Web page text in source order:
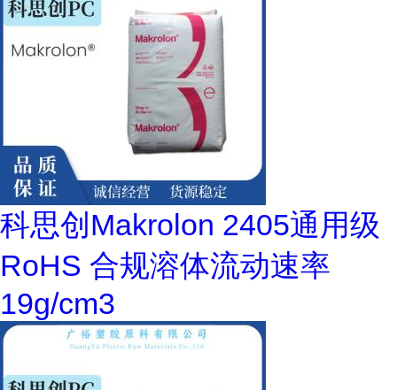
科思创Makrolon 2405通用级
RoHS 合规溶体流动速率
19g/cm3